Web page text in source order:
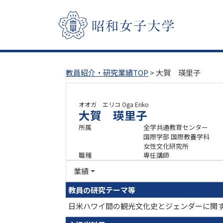
教員紹介・研究業績TOP > 大賀 瑛里子
オオガ エリコ Oga Eriko
大賀 瑛里子
所属
全学共通教育センター
国際学部 国際教養学科
女性文化研究所
職種
専任講師
業績
教員の研究テーマ等
日米ハワイ間の観光文化史とジェンダーに関